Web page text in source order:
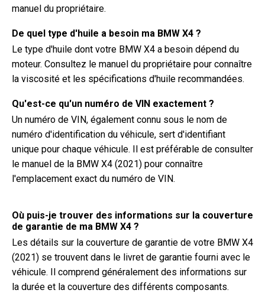
manuel du propriétaire.
De quel type d'huile a besoin ma BMW X4 ?
Le type d'huile dont votre BMW X4 a besoin dépend du
moteur. Consultez le manuel du propriétaire pour connaître
la viscosité et les spécifications d'huile recommandées.
Qu'est-ce qu'un numéro de VIN exactement ?
Un numéro de VIN, également connu sous le nom de
numéro d'identification du véhicule, sert d'identifiant
unique pour chaque véhicule. Il est préférable de consulter
le manuel de la BMW X4 (2021) pour connaître
l'emplacement exact du numéro de VIN.
Où puis-je trouver des informations sur la couverture
de garantie de ma BMW X4 ?
Les détails sur la couverture de garantie de votre BMW X4
(2021) se trouvent dans le livret de garantie fourni avec le
véhicule. Il comprend généralement des informations sur
la durée et la couverture des différents composants.